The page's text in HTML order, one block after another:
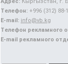
Телефон: +996 (312) 88-
E-mail: info@vb.kg
Телефон рекламного
E-mail рекламного